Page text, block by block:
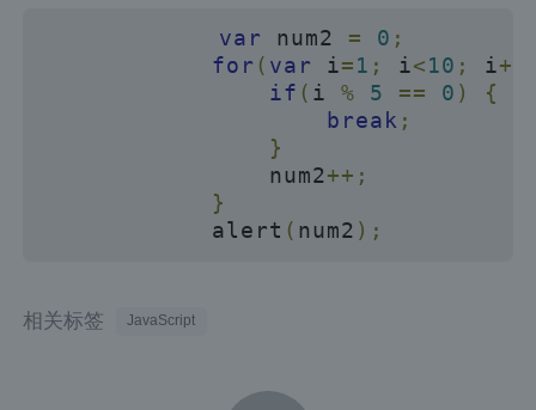
var num2 = 0 ;
for ( var i= 1 ; i< 10 ; i
if ( i % 5 == 0 )
{
break ;
}
                num2
++;
}
            alert
( num2 );
相关标签 JavaScript